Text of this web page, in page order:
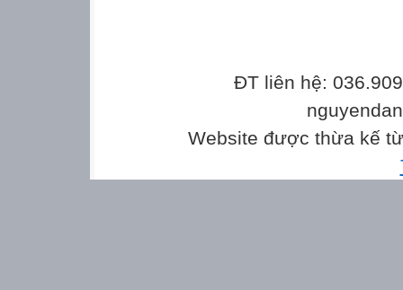
ĐT liên hệ:
Website được thừa kế